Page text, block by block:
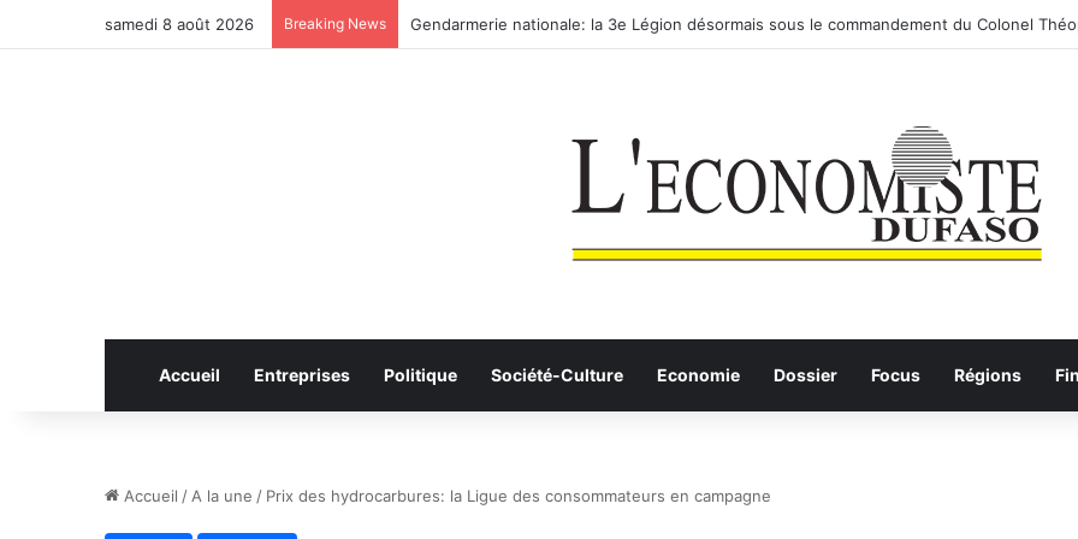
samedi 8 août 2026 Breaking News Anhui: le pont routier-ferroviaire sur le Yangtsé de Ma’anshan entre dans la phase finale
Accueil Entreprises Politique Société-Culture Economie Dossier Focus Régions
Accueil / A la une / Prix des hydrocarbures: la Ligue des consommateurs en campagne